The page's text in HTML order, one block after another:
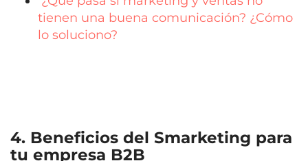
tienen una buena comunicación? ¿Cómo
lo soluciono?
4. Beneficios del Smarketing para
tu empresa B2B